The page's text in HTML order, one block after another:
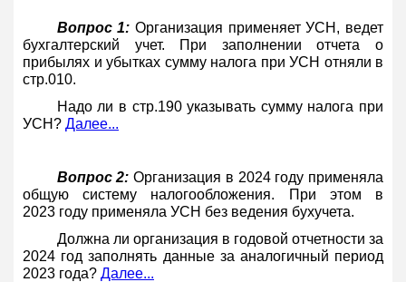
Вопрос 1: Организация применяет УСН, ведет
бухгалтерский учет. При заполнении отчета о
прибылях и убытках сумму налога при УСН отняли в
стр.010.
Надо ли в стр.190 указывать сумму налога при
УСН? Далее...
Вопрос 2: Организация в 2024 году применяла
общую систему налогообложения. При этом в
2023 году применяла УСН без ведения бухучета.
Должна ли организация в годовой отчетности за
2024 год заполнять данные за аналогичный период
2023 года? Далее...